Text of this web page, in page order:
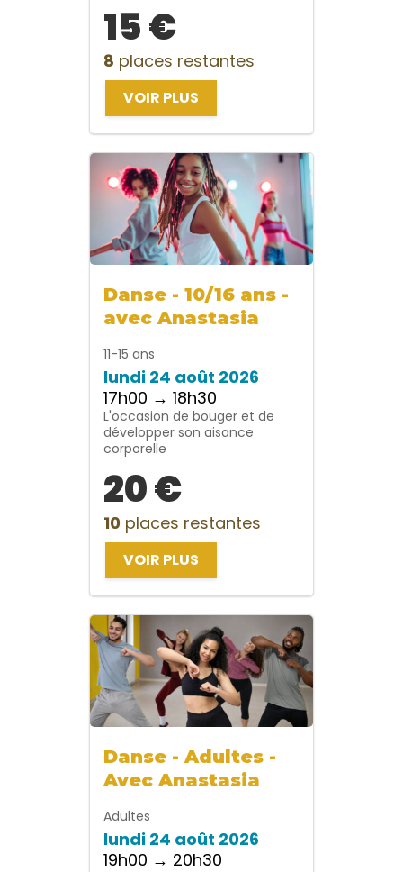
15 €
8 places restantes
VOIR PLUS
Danse - 10/16 ans -
avec Anastasia
11-15 ans
lundi 24 août 2026
17h00 → 18h30
L'occasion de bouger et de
développer son aisance
corporelle
20 €
10 places restantes
VOIR PLUS
Danse - Adultes -
Avec Anastasia
Adultes
lundi 24 août 2026
19h00 → 20h30